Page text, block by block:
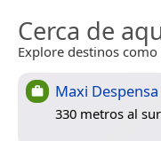
Cerca de
Explore destinos como
Maxi Despensa
330 metros al